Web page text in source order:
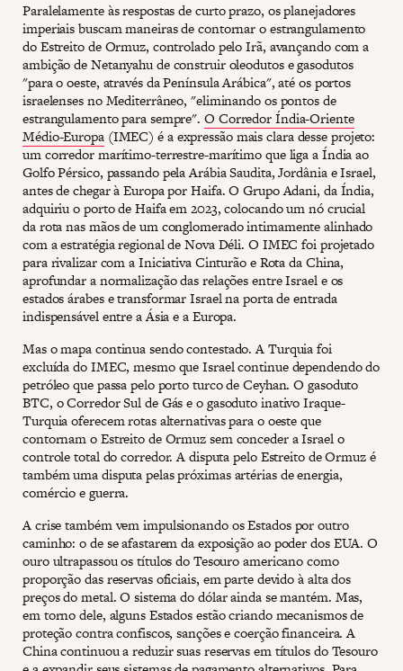
Paralelamente às respostas de curto prazo, os planejadores
imperiais buscam maneiras de contornar o estrangulamento
do Estreito de Ormuz, controlado pelo Irã, avançando com a
ambição de Netanyahu de construir oleodutos e gasodutos
"para o oeste, através da Península Arábica", até os portos
israelenses no Mediterrâneo, "eliminando os pontos de
estrangulamento para sempre". O Corredor Índia-Oriente
Médio-Europa(IMEC) é a expressão mais clara desse projeto:
um corredor marítimo-terrestre-marítimo que liga a Índia ao
Golfo Pérsico, passando pela Arábia Saudita, Jordânia e Israel,
antes de chegar à Europa por Haifa. O Grupo Adani, da Índia,
adquiriu o porto de Haifa em 2023, colocando um nó crucial
da rota nas mãos de um conglomerado intimamente alinhado
com a estratégia regional de Nova Déli. O IMEC foi projetado
para rivalizar com a Iniciativa Cinturão e Rota da China,
aprofundar a normalização das relações entre Israel e os
estados árabes e transformar Israel na porta de entrada
indispensável entre a Ásia e a Europa.
Mas o mapa continua sendo contestado. A Turquia foi
excluída do IMEC, mesmo que Israel continue dependendo do
petróleo que passa pelo porto turco de Ceyhan. O gasoduto
BTC, o Corredor Sul de Gás e o gasoduto inativo Iraque-
Turquia oferecem rotas alternativas para o oeste que
contornam o Estreito de Ormuz sem conceder a Israel o
controle total do corredor. A disputa pelo Estreito de Ormuz é
também uma disputa pelas próximas artérias de energia,
comércio e guerra.
A crise também vem impulsionando os Estados por outro
caminho: o de se afastarem da exposição ao poder dos EUA. O
ouro ultrapassou os títulos do Tesouro americano como
proporção das reservas oficiais, em parte devido à alta dos
preços do metal. O sistema do dólar ainda se mantém. Mas,
em torno dele, alguns Estados estão criando mecanismos de
proteção contra confiscos, sanções e coerção financeira. A
China continuou a reduzir suas reservas em títulos do Tesouro